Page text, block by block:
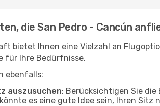
die San Pedro - Cancún
bietet Ihnen eine Vielzahl an
für Ihre Bedürfnisse.
ebenfalls:
auszusuchen: Berücksichtigen Sie
es eine gute Idee sein, Ihren Sitz